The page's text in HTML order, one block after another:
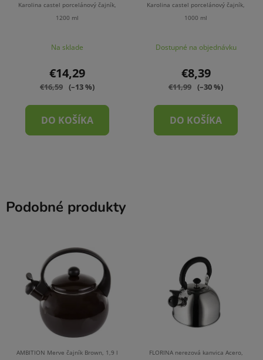
Karolina castel porcelánový čajník,
1200 ml
Na sklade
€14,29
€16,59 (–13 %)
DO KOŠÍKA
Karolina castel porcelánový čajník,
1000 ml
Dostupné na objednávku
€8,39
€11,99 (–30 %)
DO KOŠÍKA
Podobné produkty
AMBITION Merve čajník Brown, 1,9 l
FLORINA nerezová kanvica Acero,